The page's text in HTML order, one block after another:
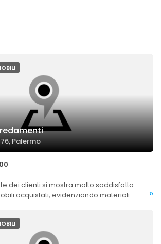
Palermo
acquistati, evidenziando materiali
»